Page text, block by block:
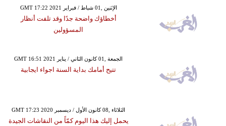
GMT 17:22 2021 الإثنين ,01 شباط / فبراير
أخطاؤك واضحة جدًا وقد تلفت أنظار
المسؤولين
GMT 16:51 2021 الجمعة ,01 كانون الثاني / يناير
تتيح أمامك بداية السنة اجواء ايجابية
GMT 17:23 2020 الثلاثاء ,08 كانون الأول / ديسمبر
يحمل إليك هذا اليوم كمّاً من النقاشات الجيدة